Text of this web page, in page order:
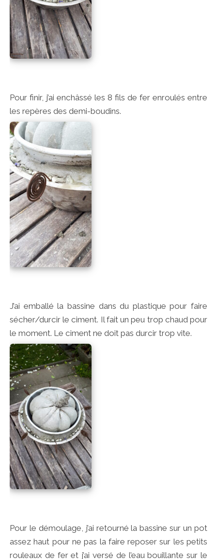
Pour finir, j’ai enchâssé les 8 fils de fer enroulés entre
les repères des demi-boudins.
J’ai emballé la bassine dans du plastique pour faire
sécher/durcir le ciment. Il fait un peu trop chaud pour
le moment. Le ciment ne doit pas durcir trop vite.
Pour le démoulage, j’ai retourné la bassine sur un pot
assez haut pour ne pas la faire reposer sur les petits
rouleaux de fer et j’ai versé de l’eau bouillante sur le